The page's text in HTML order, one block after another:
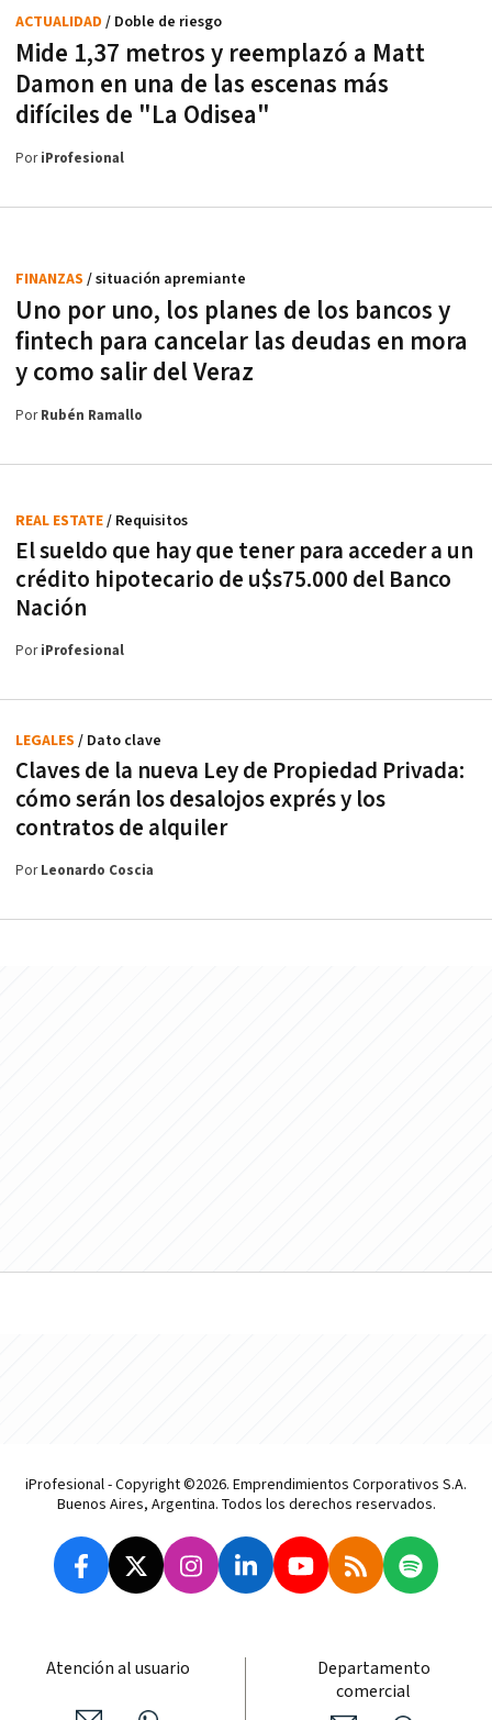
Mide 1,37 metros y reemplazó a Matt
Damon en una de las escenas más
difíciles de "La Odisea"
ACTUALIDAD / Doble de riesgo
PoriProfesional
Uno por uno, los planes de los bancos y
fintech para cancelar las deudas en mora
y como salir del Veraz
FINANZAS / situación apremiante
PorRubén Ramallo
El sueldo que hay que tener para acceder a un
crédito hipotecario de u$s75.000 del Banco
Nación
REAL ESTATE/ Requisitos
PoriProfesional
Claves de la nueva Ley de Propiedad Privada:
cómo serán los desalojos exprés y los
contratos de alquiler
LEGALES / Dato clave
PorLeonardo Coscia
iProfesional - Copyright ©2026. Emprendimientos Corporativos S.A.
Buenos Aires, Argentina. Todos los derechos reservados.
Atención al usuario
Departamento
comercial